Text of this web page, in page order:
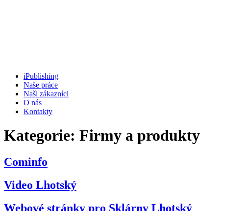
iPublishing
Naše práce
Naši zákazníci
O nás
Kontakty
Kategorie: Firmy a produkty
Cominfo
Video Lhotský
Webové stránky pro Sklárny Lhotský